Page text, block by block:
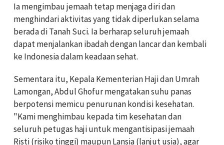
Ia mengimbau jemaah tetap menjaga diri dan
menghindari aktivitas yang tidak diperlukan selama
berada di Tanah Suci. Ia berharap seluruh jemaah
dapat menjalankan ibadah dengan lancar dan kembali
ke Indonesia dalam keadaan sehat.
Sementara itu, Kepala Kementerian Haji dan Umrah
Lamongan, Abdul Ghofur mengatakan suhu panas
berpotensi memicu penurunan kondisi kesehatan.
"Kami menghimbau kepada tim kesehatan dan
seluruh petugas haji untuk mengantisipasi jemaah
Risti (risiko tinggi) maupun Lansia (lanjut usia), agar